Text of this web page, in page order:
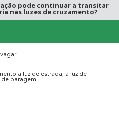
pode continuar a transitar
nas luzes de cruzamento?
a luz de estrada, a luz de
de paragem.